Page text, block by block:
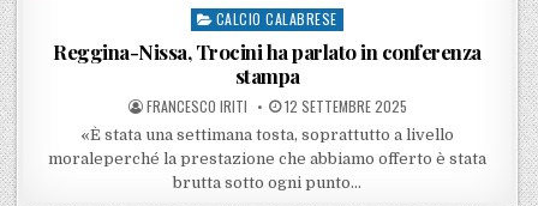
Posted in
CALCIO CALABRESE
Reggina-Nissa, Trocini ha parlato in conferenza
stampa
POSTED BY
FRANCESCO IRITI POSTED ON
12 SETTEMBRE 2025
«È stata una settimana tosta, soprattutto a livello
moraleperché la prestazione che abbiamo offerto è stata
brutta sotto ogni punto…